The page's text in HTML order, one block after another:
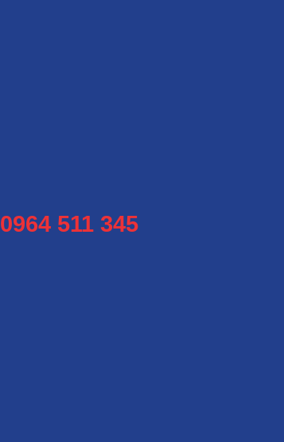
0964 511 345